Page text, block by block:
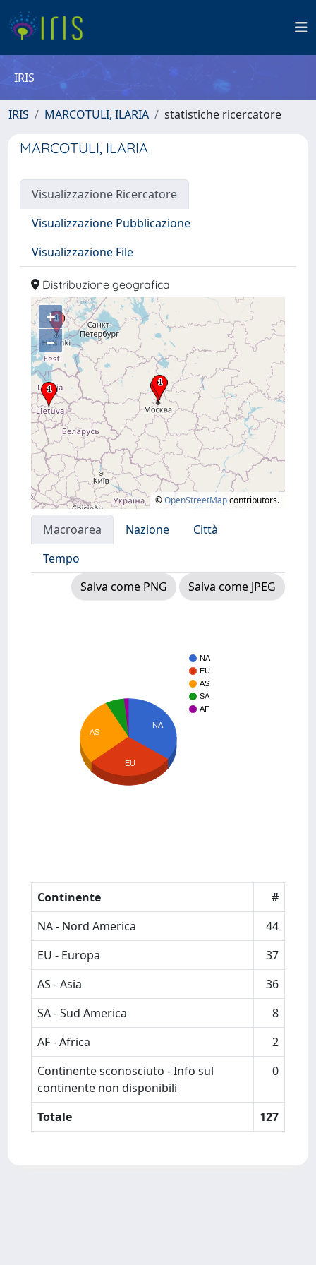
IRIS
IRIS MARCOTULI, ILARIA statistiche ricercatore
MARCOTULI, ILARIA
Visualizzazione Ricercatore
Visualizzazione Pubblicazione
Visualizzazione File
Distribuzione geografica
+
–
©OpenStreetMapcontributors.
Macroarea Nazione
Città
Tempo
Salva come PNG
Salva come JPEG
NA
EU
AS
SA
AF
NA
AS
EU
Continente
#
NA - Nord America
44
EU - Europa
37
AS - Asia
36
SA - Sud America
8
AF - Africa
2
Continente sconosciuto - Info sul
continente non disponibili
0
Totale 127